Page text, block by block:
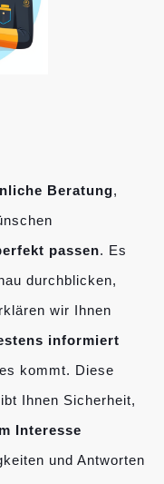
Beratung,
passen. Es
durchblicken,
wir Ihnen
informiert
kommt. Diese
Ihnen Sicherheit,
Interesse
und Antworten